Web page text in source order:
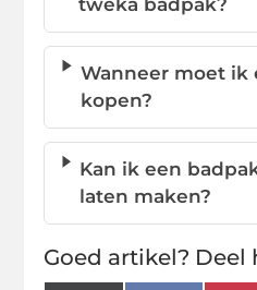
Wanneer moet ik
kopen?
Kan ik een
laten maken?
Goed artikel? Deel